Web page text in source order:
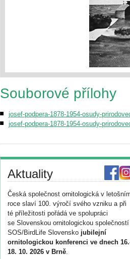
Souborové přílohy
josef-podpera-1878-1954-osudy-
josef-podpera-1878-1954-osudy-
Aktuality
Česká společnost ornitologická v
roce slaví 100. výročí svého vzniku a při
té příležitosti pořádá ve spolupráci
se Slovenskou ornitologickou společností
SOS/BirdLife Slovensko jubilejní
ornitologickou konferenci ve dnech
18. 10. 2026 v Brně.